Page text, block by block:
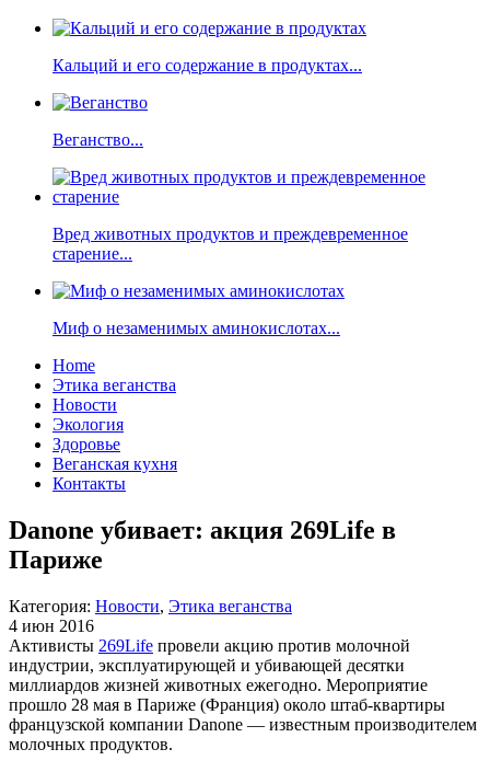
Кальций и его содержание в продуктах...
Веганство...
Вред животных продуктов и преждевременное
старение...
Миф о незаменимых аминокислотах...
Home
Этика веганства
Новости
Экология
Здоровье
Веганская кухня
Контакты
Danone убивает: акция 269Life в
Париже
Категория: Новости, Этика веганства
4 июн 2016
Активисты 269Life провели акцию против молочной
индустрии, эксплуатирующей и убивающей десятки
миллиардов жизней животных ежегодно. Мероприятие
прошло 28 мая в Париже (Франция) около штаб-квартиры
французской компании Danone — известным производителем
молочных продуктов.